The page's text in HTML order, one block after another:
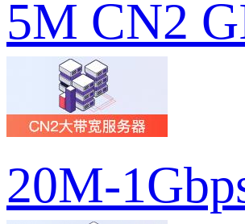
5M CN2
20M-